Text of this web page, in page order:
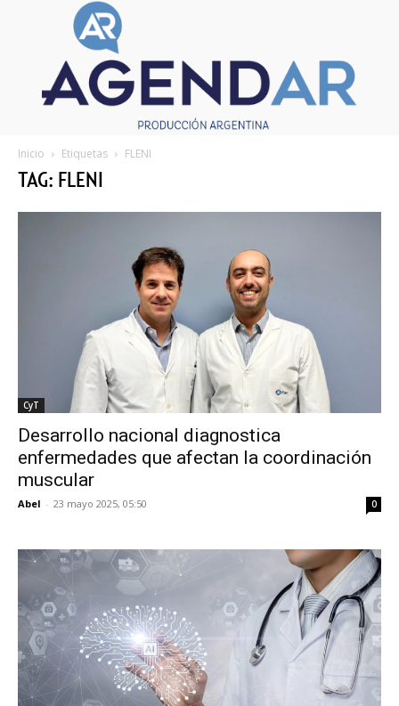
Inicio Etiquetas FLENI
TAG: FLENI
CyT
Desarrollo nacional diagnostica
enfermedades que afectan la coordinación
muscular
Abel - 23 mayo 2025, 05:50 0